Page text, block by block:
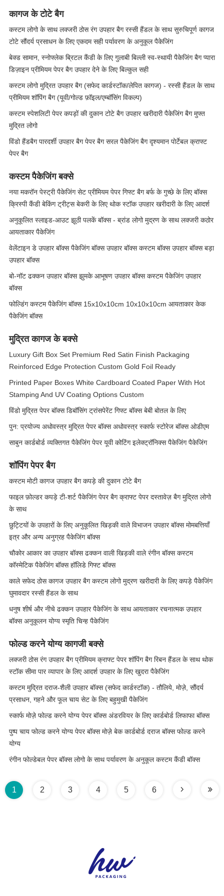
कागज के टोटे बैग
कस्टम लोगो के साथ लक्जरी ठोस रंग उपहार बैग रस्सी हैंडल के साथ सुरुचिपूर्ण कागज
टोटे सौंदर्य प्रसाधन के लिए एकदम सही पर्यावरण के अनुकूल पैकेजिंग
बेक्ड सामान, स्नोफ्लेक ब्रिटल कैंडी के लिए गुलाबी बिल्ली स्व-स्थायी पैकेजिंग बैग प्यारा
डिज़ाइन प्रीमियम पेपर बैग उपहार देने के लिए बिल्कुल सही
कस्टम लोगो मुद्रित उपहार बैग (सफेद कार्डस्टॉक/लेपित कागज) - रस्सी हैंडल के साथ
प्रीमियम शॉपिंग बैग (यूवी/गोल्ड फ़ॉइल/एम्बॉसिंग विकल्प)
कस्टम स्पेशलिटी पेपर कपड़ों की दुकान टोटे बैग उपहार खरीदारी पैकेजिंग बैग मुफ्त
मुद्रित लोगो
विंडो हैंडबैग पारदर्शी उपहार बैग पेपर बैग सरल पैकेजिंग बैग दृश्यमान पोर्टेबल क्राफ्ट
पेपर बैग
कस्टम पैकेजिंग बक्से
नया मकरॉन पेस्ट्री पैकेजिंग सेट प्रीमियम पेपर गिफ्ट बैग बर्फ के गुच्छे के लिए बॉक्स
क्रिस्पी कैंडी बेकिंग ट्रीट्स बेकरी के लिए थोक स्टॉक उपहार खरीदारी के लिए आदर्श
अनुकूलित स्लाइड-आउट झूठी पलकें बॉक्स - ब्रांड लोगो मुद्रण के साथ लक्जरी कठोर
आयताकार पैकेजिंग
वेलेंटाइन डे उपहार बॉक्स पैकेजिंग बॉक्स उपहार बॉक्स कस्टम बॉक्स उपहार बॉक्स बड़ा
उपहार बॉक्स
बो-नॉट ढक्कन उपहार बॉक्स झुमके आभूषण उपहार बॉक्स कस्टम पैकेजिंग उपहार
बॉक्स
फोल्डिंग कस्टम पैकेजिंग बॉक्स 15x10x10cm 10x10x10cm आयताकार केक
पैकेजिंग बॉक्स
मुद्रित कागज के बक्से
Luxury Gift Box Set Premium Red Satin Finish Packaging
Reinforced Edge Protection Custom Gold Foil Ready
Printed Paper Boxes White Cardboard Coated Paper With Hot
Stamping And UV Coating Options Custom
विंडो मुद्रित पेपर बॉक्स डिबॉसिंग ट्रांसपेरेंट गिफ्ट बॉक्स बेबी बोतल के लिए
पुन: प्रयोज्य अधोवस्त्र मुद्रित पेपर बॉक्स अधोवस्त्र स्कार्फ स्टोरेज बॉक्स ओडीएम
साबुन कार्डबोर्ड व्यक्तिगत पैकेजिंग पेपर यूवी कोटिंग इलेक्ट्रॉनिक्स पैकेजिंग पैकेजिंग
शॉपिंग पेपर बैग
कस्टम मोटी कागज उपहार बैग कपड़े की दुकान टोटे बैग
फाइल फ़ोल्डर कपड़े टी-शर्ट पैकेजिंग पेपर बैग क्राफ्ट पेपर दस्तावेज़ बैग मुद्रित लोगो
के साथ
छुट्टियों के उपहारों के लिए अनुकूलित खिड़की वाले विभाजन उपहार बॉक्स मोमबत्तियाँ
इत्र और अन्य अनुग्रह पैकेजिंग बॉक्स
चौकोर आकार का उपहार बॉक्स ढक्कन वाली खिड़की वाले रंगीन बॉक्स कस्टम
कॉस्मेटिक पैकेजिंग बॉक्स हॉलिडे गिफ्ट बॉक्स
काले सफेद ठोस कागज उपहार बैग कस्टम लोगो मुद्रण खरीदारी के लिए कपड़े पैकेजिंग
घुमावदार रस्सी हैंडल के साथ
धनुष शीर्ष और नीचे ढक्कन उपहार पैकेजिंग के साथ आयताकार रचनात्मक उपहार
बॉक्स अनुकूलन योग्य स्मृति चिन्ह पैकेजिंग
फोल्ड करने योग्य कागजी बक्से
लक्जरी ठोस रंग उपहार बैग प्रीमियम क्राफ्ट पेपर शॉपिंग बैग रिबन हैंडल के साथ थोक
स्टॉक सीमा पार व्यापार के लिए आदर्श उपहार के लिए खुदरा पैकेजिंग
कस्टम मुद्रित दराज-शैली उपहार बॉक्स (सफेद कार्डस्टॉक) - तौलिये, मोज़े, सौंदर्य
प्रसाधन, गहने और फूल चाय सेट के लिए बहुमुखी पैकेजिंग
स्कार्फ मोज़े फोल्ड करने योग्य पेपर बॉक्स अंडरवियर के लिए कार्डबोर्ड लिफाफा बॉक्स
पुष्प चाय फोल्ड करने योग्य पेपर बॉक्स मोज़े बेक कार्डबोर्ड दराज बॉक्स फोल्ड करने
योग्य
रंगीन फोल्डेबल पेपर बॉक्स लोगो के साथ पर्यावरण के अनुकूल कस्टम कैंडी बॉक्स
1 2 3 4 5 6